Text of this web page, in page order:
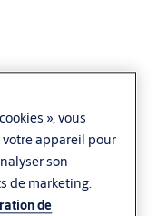
», vous
votre appareil pour
son
de marketing.
de